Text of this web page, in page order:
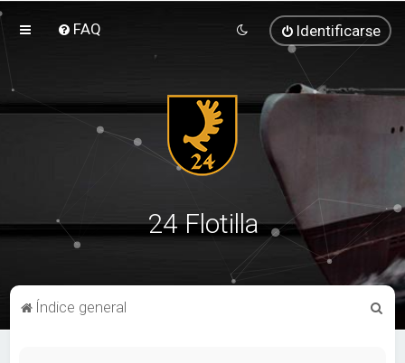
FAQ Identificarse
24 Flotilla
Índice general